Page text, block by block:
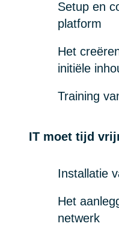
Setup en
platform
Het
initiële
Training
IT moet tijd
Installatie
Het
netwerk